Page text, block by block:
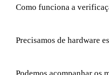
Como funciona a
Precisamos de hardware